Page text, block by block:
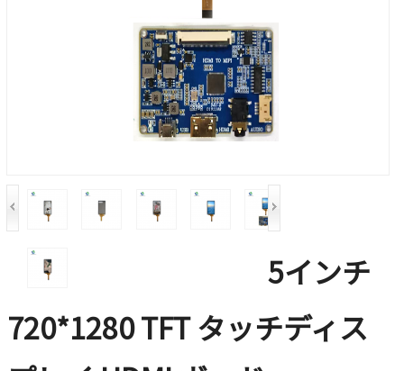
5インチ
720*1280 TFT タッチディス